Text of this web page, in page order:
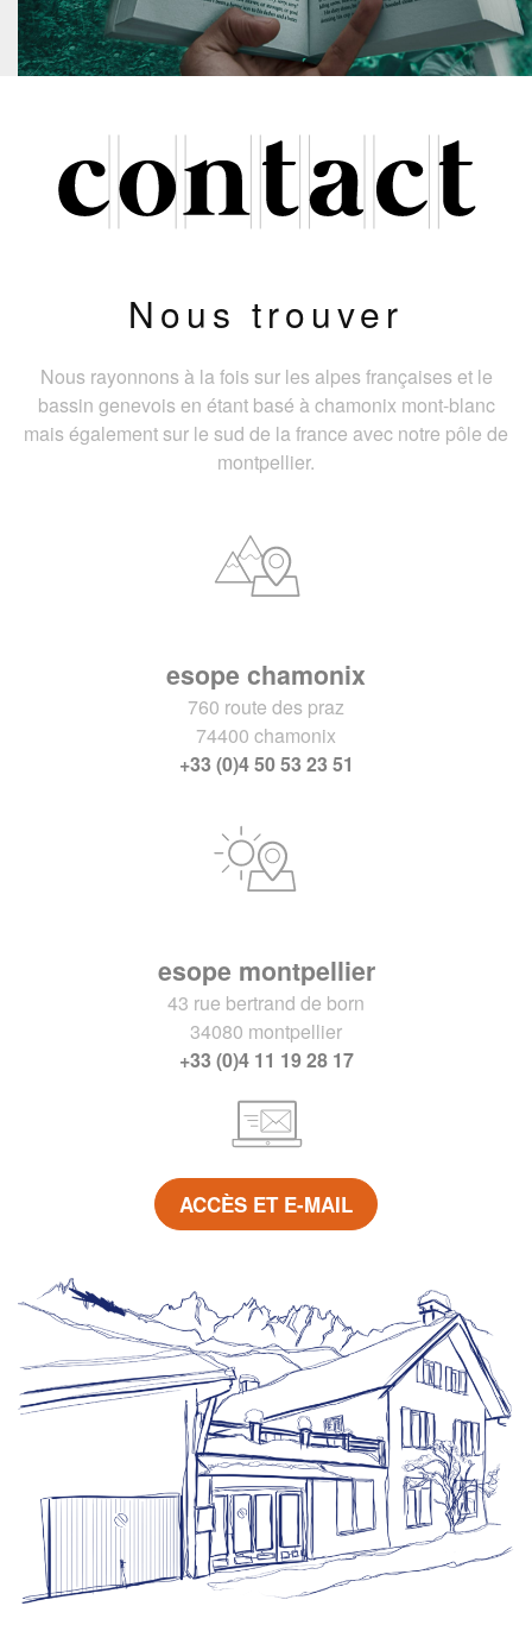
Nous trouver
Nous rayonnons à la fois sur les alpes françaises et le
bassin genevois en étant basé à chamonix mont-blanc
mais également sur le sud de la france avec notre pôle de
montpellier.
esope chamonix
760 route des praz
74400 chamonix
+33 (0)4 50 53 23 51
esope montpellier
43 rue bertrand de born
34080 montpellier
+33 (0)4 11 19 28 17
ACCÈS ET E-MAIL